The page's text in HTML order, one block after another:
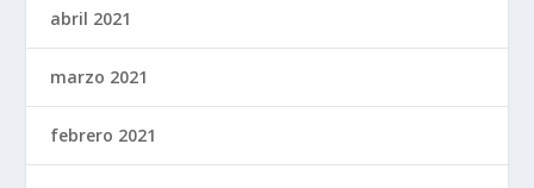
abril 2021
marzo 2021
febrero 2021